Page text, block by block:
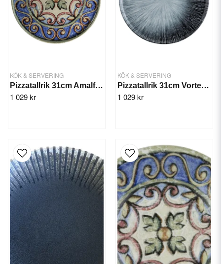
KÖK & SERVERING
Pizzatallrik 31cm Amalfi Mesa - 6st/fp
1 029 kr
KÖK & SERVERING
Pizzatallrik 31cm Vortex Mesa - 6st/fp
1 029 kr